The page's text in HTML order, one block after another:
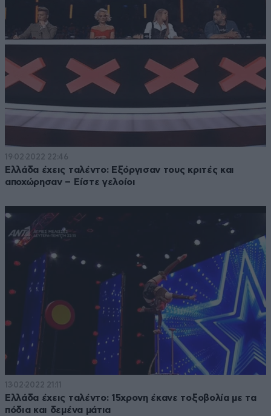
19·02·2022 22:46
Ελλάδα έχεις ταλέντο: Εξόργισαν τους κριτές και
αποχώρησαν – Είστε γελοίοι
13·02·2022 21:11
Ελλάδα έχεις ταλέντο: 15χρονη έκανε τοξοβολία με τα
πόδια και δεμένα μάτια